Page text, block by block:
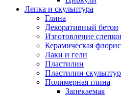
Лепка и скульптура
Глина
Декоративный бетон
Изготовление
Керамическая
Лаки и гели
Пластилин
Пластилин
Полимерная глина
Запекаемая